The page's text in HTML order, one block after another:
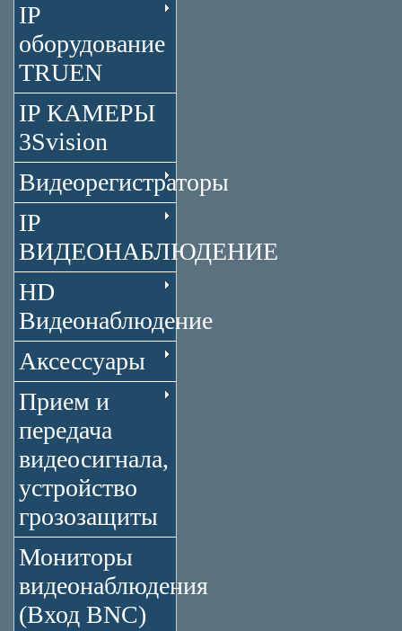
IP
оборудование
TRUEN
IP КАМЕРЫ
3Svision
Видеорегистраторы
IP
ВИДЕОНАБЛЮДЕНИЕ
HD
Видеонаблюдение
Аксессуары
Прием и
передача
видеосигнала,
устройство
грозозащиты
Мониторы
видеонаблюдения
(Вход BNC)